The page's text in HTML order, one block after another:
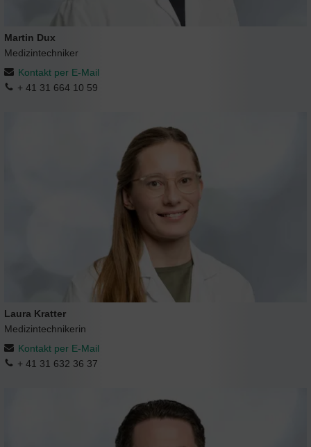
Martin Dux
Medizintechniker
Kontakt per E-Mail
+ 41 31 664 10 59
Laura Kratter
Medizintechnikerin
Kontakt per E-Mail
+ 41 31 632 36 37